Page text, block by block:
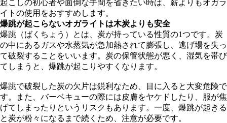
起こしの初心者や面倒な手間を省きたい時は、薪よりもオガラ
イトの使用をおすすめします。
爆跳が起こらないオガライトは木炭よりも安全
爆跳（ばくちょう）とは、炭が持っている性質の1つです。炭
の中にあるガスや水蒸気が急加熱されて膨張し、逃げ場を失っ
て破裂することをいいます。炭の保管状態が悪く、湿気を帯び
てしまうと、爆跳が起こりやすくなります。
爆跳で破裂した炭の欠片は鋭利なため、目に入ると大変危険で
す。また、バーベキューの際には皮膚をヤケドしたり、服が焦
げてしまったりというリスクもあります。一度、爆跳が起きる
と炭が粉々になるまで続くため、注意が必要です。